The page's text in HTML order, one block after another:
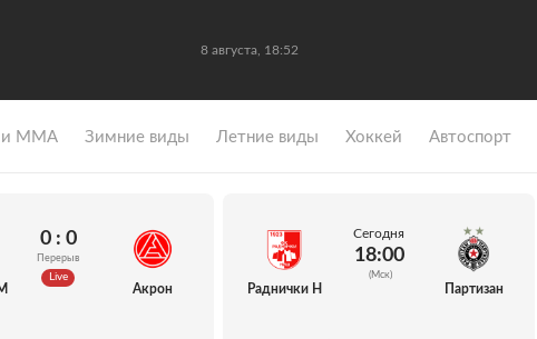
8 августа, 18:52
и ММА Зимние виды Летние виды Хоккей Автоспорт
0 : 0
Перерыв
Live
Акрон Раднички Н
Сегодня
18:00
(Мск)
Партизан